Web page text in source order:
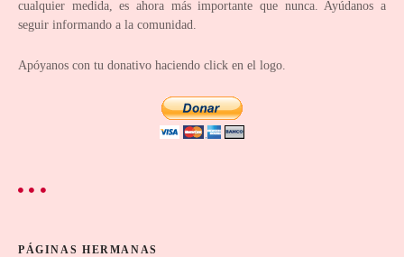
d
a
cualquier medida, es ahora más importante que nunca. Ayúdanos a
seguir informando a la comunidad.
Apóyanos con tu donativo haciendo click en el logo.
PÁGINAS HERMANAS